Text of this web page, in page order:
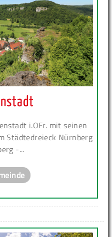
i.OFr. mit seinen
Städtedreieck Nürnberg
-...